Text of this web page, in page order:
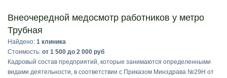
Внеочередной медосмотр работников у метро
Трубная
Найдено: 1 клиника
Стоимость: от 1 500 до 2 000 руб
Кадровый состав предприятий, которые занимаются определенными
видами деятельности, в соответствии с Приказом Минздрава №29Н от